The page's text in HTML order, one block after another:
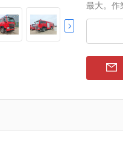
最大。作